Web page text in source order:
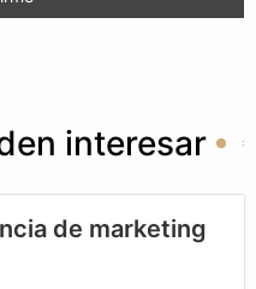
interesar
de marketing